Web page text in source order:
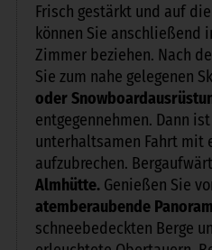
Frisch gestärkt und auf
können Sie anschließend
Zimmer beziehen. Nach
Sie zum nahe gelegenen
oder
entgegennehmen. Dann
unterhaltsamen Fahrt mit
aufzubrechen.
Almhütte. Genießen Sie
atemberaubende
schneebedeckten Berge